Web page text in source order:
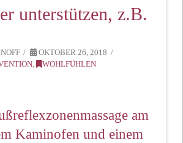
unterstützen, z.B.
OKTOBER 26, 2018
, WOHLFÜHLEN
am
Kaminofen und einem